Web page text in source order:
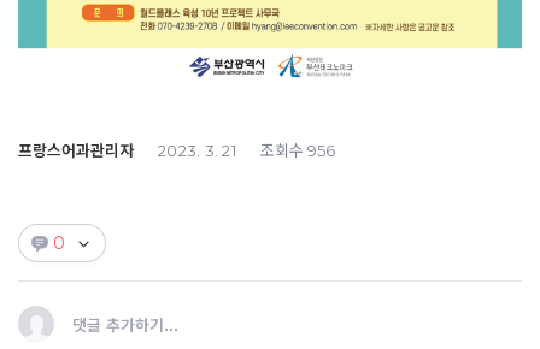
프랑스어과관리자 2023. 3. 21 조회수 956
0
댓글 추가하기...